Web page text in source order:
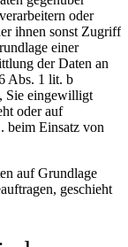
oder
ihnen sonst Zugriff
einer
der Daten an
Abs. 1 lit. b
Sie eingewilligt
oder auf
beim Einsatz von
auf Grundlage
geschieht